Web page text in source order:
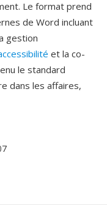
Le format prend
de Word incluant
gestion
et la co-
le standard
dans les affaires,